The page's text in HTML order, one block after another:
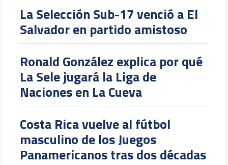
La Selección Sub-17 venció a El
Salvador en partido amistoso
Ronald González explica por qué
La Sele jugará la Liga de
Naciones en La Cueva
Costa Rica vuelve al fútbol
masculino de los Juegos
Panamericanos tras dos décadas